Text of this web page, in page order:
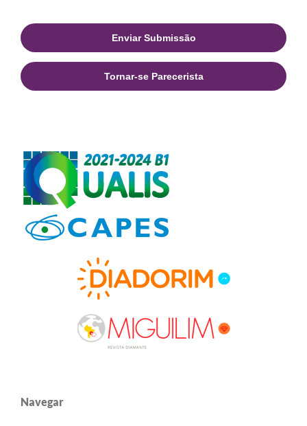
Enviar Submissão
Tornar-se Parecerista
Navegar